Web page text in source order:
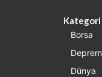
Kategori
Borsa
Deprem
Dünya